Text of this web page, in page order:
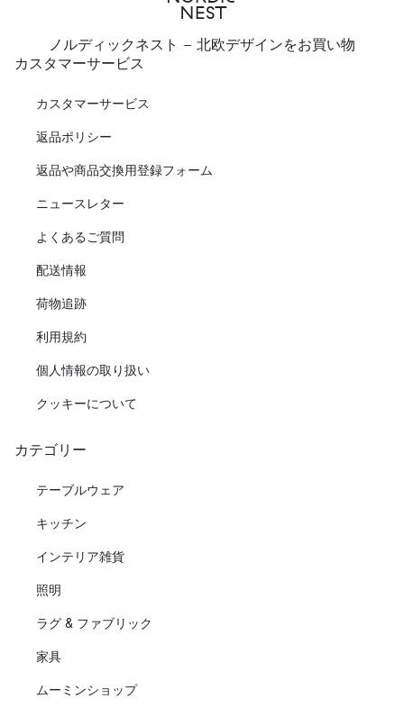
ノルディックネスト - 北欧デザインをお買い物
カスタマーサービス
カスタマーサービス
返品ポリシー
返品や商品交換用登録フォーム
ニュースレター
よくあるご質問
配送情報
荷物追跡
利用規約
個人情報の取り扱い
クッキーについて
カテゴリー
テーブルウェア
キッチン
インテリア雑貨
照明
ラグ & ファブリック
家具
ムーミンショップ